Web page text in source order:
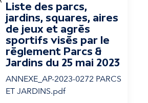
Liste des parcs,
jardins, squares, aires
de jeux et agrès
sportifs visés par le
règlement Parcs &
Jardins du 25 mai 2023
ANNEXE_AP-2023-0272 PARCS
ET JARDINS.pdf